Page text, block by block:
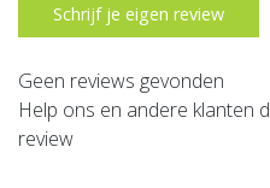
Schrijf je eigen review
Geen reviews gevonden
Help ons en andere klanten
review